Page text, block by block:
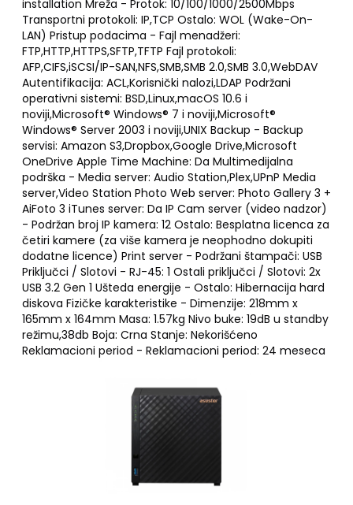
installation Mreža - Protok: 10/100/1000/2500Mbps
Transportni protokoli: IP,TCP Ostalo: WOL (Wake-On-
LAN) Pristup podacima - Fajl menadžeri:
FTP,HTTP,HTTPS,SFTP,TFTP Fajl protokoli:
AFP,CIFS,iSCSI/IP-SAN,NFS,SMB,SMB 2.0,SMB 3.0,WebDAV
Autentifikacija: ACL,Korisnički nalozi,LDAP Podržani
operativni sistemi: BSD,Linux,macOS 10.6 i
noviji,Microsoft® Windows® 7 i noviji,Microsoft®
Windows® Server 2003 i noviji,UNIX Backup - Backup
servisi: Amazon S3,Dropbox,Google Drive,Microsoft
OneDrive Apple Time Machine: Da Multimedijalna
podrška - Media server: Audio Station,Plex,UPnP Media
server,Video Station Photo Web server: Photo Gallery 3 +
AiFoto 3 iTunes server: Da IP Cam server (video nadzor)
- Podržan broj IP kamera: 12 Ostalo: Besplatna licenca za
četiri kamere (za više kamera je neophodno dokupiti
dodatne licence) Print server - Podržani štampači: USB
Priključci / Slotovi - RJ-45: 1 Ostali priključci / Slotovi: 2x
USB 3.2 Gen 1 Ušteda energije - Ostalo: Hibernacija hard
diskova Fizičke karakteristike - Dimenzije: 218mm x
165mm x 164mm Masa: 1.57kg Nivo buke: 19dB u standby
režimu,38db Boja: Crna Stanje: Nekorišćeno
Reklamacioni period - Reklamacioni period: 24 meseca